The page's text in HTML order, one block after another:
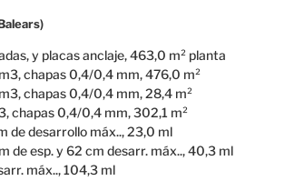
y placas anclaje, 463,0 m² planta
chapas 0,4/0,4 mm, 476,0 m²
chapas 0,4/0,4 mm, 28,4 m²
chapas 0,4/0,4 mm, 302,1 m²
de desarrollo máx.., 23,0 ml
de esp. y 62 cm desarr. máx.., 40,3 ml
máx.., 104,3 ml